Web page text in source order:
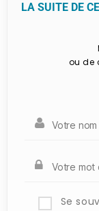
LA SUITE DE
ou de
Se